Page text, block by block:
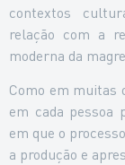
contextos
relação com a
moderna da
Como em muitas
em cada pessoa
em que o
a produção e